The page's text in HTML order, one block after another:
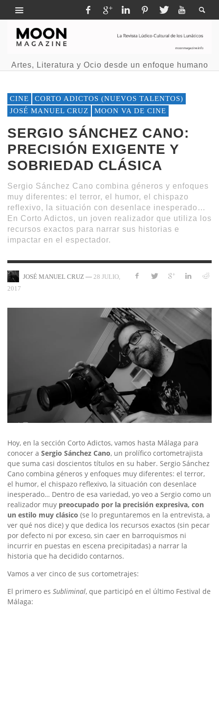
Artes, Literatura y Ocio desde un enfoque humano
CINE
CORTO ADICTOS (NUEVOS TALENTOS)
JOSÉ MANUEL CRUZ
MOON VA DE CINE
SERGIO SÁNCHEZ CANO:
PRECISIÓN EXIGENTE Y
SOBRIEDAD CLÁSICA
Sergio Sánchez Cano combina géneros y enfoques
muy diferentes: el terror, el humor, el chispazo
reflexivo, la situación con desenlace inesperado…
En Corto Adictos, un joven realizador que utiliza los
recursos exactos para narrar sus historias e
impactar en el espectador.
JOSÉ MANUEL CRUZ — 28 JULIO,
2017
Hoy, en la sección Corto Adictos, vamos hasta Málaga para
conocer a Sergio Sánchez Cano, un prolífico cortometrajista
que suma casi doscientos títulos en su haber. Sergio Sánchez
Cano combina géneros y enfoques muy diferentes: el terror,
el humor, el chispazo reflexivo, la situación con desenlace
inesperado… Dentro de esa variedad, yo veo a Sergio como un
realizador muy preocupado por la precisión expresiva, con
un estilo muy clásico (se lo preguntaremos en la entrevista, a
ver qué nos dice) y que dedica los recursos exactos (sin pecar
por defecto ni por exceso, sin caer en barroquismos ni
incurrir en puestas en escena precipitadas) a narrar la
historia que ha decidido contarnos.
Vamos a ver cinco de sus cortometrajes:
El primero es Subliminal, que participó en el último Festival de
Málaga: